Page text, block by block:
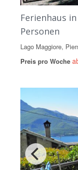
Ferienhaus
Personen
Lago Maggiore,
Preis pro Woche